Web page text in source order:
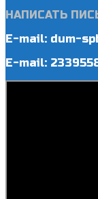
НАПИСАТЬ
E-mail: dum-
E-mail: